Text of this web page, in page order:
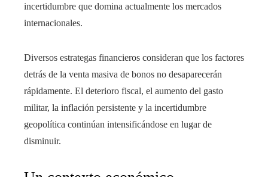
incertidumbre que domina actualmente los mercados
internacionales.
Diversos estrategas financieros consideran que los factores
detrás de la venta masiva de bonos no desaparecerán
rápidamente. El deterioro fiscal, el aumento del gasto
militar, la inflación persistente y la incertidumbre
geopolítica continúan intensificándose en lugar de
disminuir.